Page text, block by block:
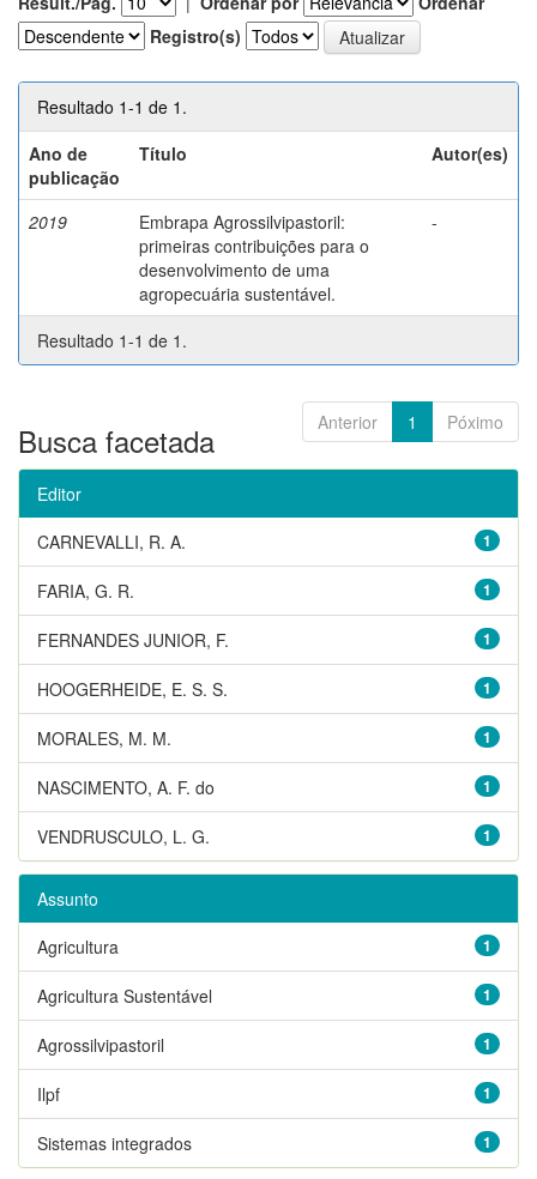
Registro(s)
Resultado 1-1 de 1.
Ano de
publicação
Título Autor(es)
2019
Embrapa Agrossilvipastoril:
primeiras contribuições para o
desenvolvimento de uma
agropecuária sustentável.
-
Resultado 1-1 de 1.
Anterior 1 Póximo
Busca facetada
Editor
1
CARNEVALLI, R. A.
1
FARIA, G. R.
1
FERNANDES JUNIOR, F.
1
HOOGERHEIDE, E. S. S.
1
MORALES, M. M.
1
NASCIMENTO, A. F. do
1
VENDRUSCULO, L. G.
Assunto
1
Agricultura
1
Agricultura Sustentável
1
Agrossilvipastoril
1
Ilpf
1
Sistemas integrados